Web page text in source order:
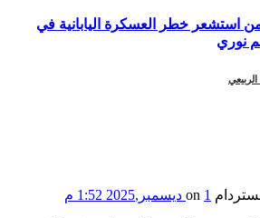
استشعر خطر العسكرة اليابانية في
نوري
on1 ديسمبر,2025 1:52 م